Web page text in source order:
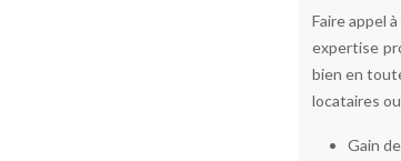
Faire appel
expertise
bien en
locataires
Gain